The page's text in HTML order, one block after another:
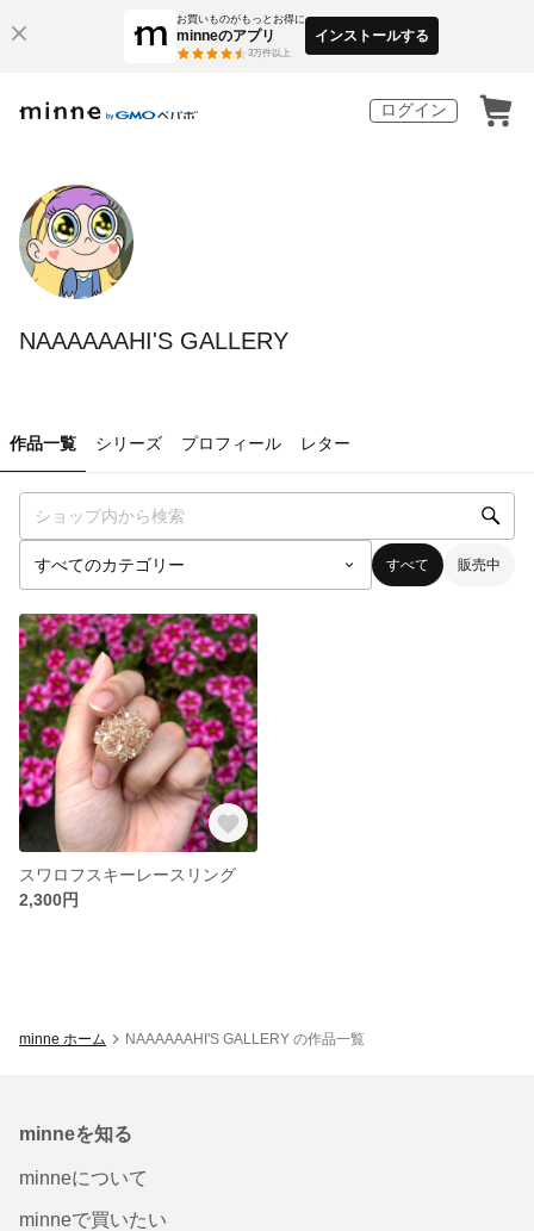
お買いものがもっとお得に
minneのアプリ
3万件以上
インストールする
ログイン
NAAAAAAHI'S GALLERY
作品一覧 シリーズ プロフィール レター
すべて 販売中
スワロフスキーレースリング
2,300円
minne ホーム NAAAAAAHI'S GALLERY の作品一覧
minneを知る
minneについて
minneで買いたい